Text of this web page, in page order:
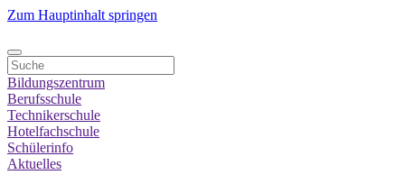
Zum Hauptinhalt springen
Bildungszentrum
Berufsschule
Technikerschule
Hotelfachschule
Schülerinfo
Aktuelles